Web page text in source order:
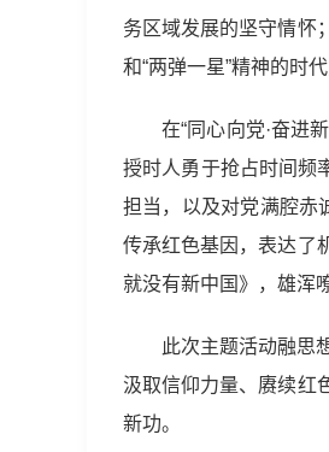
务区域发展的坚守情怀
和“两弹一星”精神的时代
在“同心向党·奋进
授时人勇于抢占时间频
担当，以及对党满腔赤
传承红色基因，表达了
就没有新中国》，雄浑
此次主题活动融思
汲取信仰力量、赓续红
新功。